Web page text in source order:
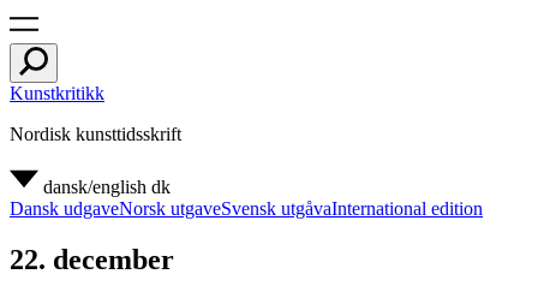
Kunstkritikk
Nordisk kunsttidsskrift
dansk/english dk
Dansk udgaveNorsk utgaveSvensk utgåvaInternational edition
22. december